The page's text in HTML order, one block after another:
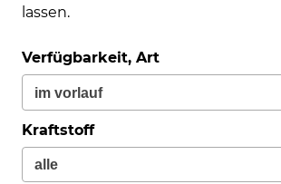
lassen.
Verfügbarkeit, Art
Kraftstoff